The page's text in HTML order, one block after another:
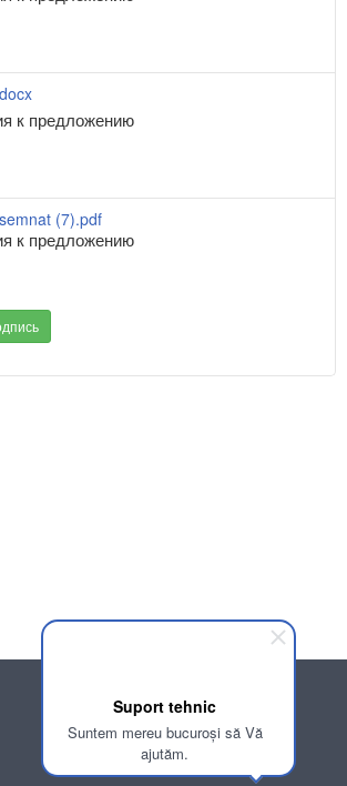
Suport tehnic
Suntem mereu bucuroși să Vă
ajutăm.
к предложению
(7).pdf
к предложению
SUPPORT
помощь
эл. почта:info@achizitii.md